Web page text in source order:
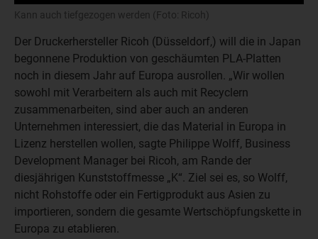
Kann auch tiefgezogen werden (Foto: Ricoh)
Der Druckerhersteller Ricoh (Düsseldorf,) will die in Japan
begonnene Produktion von geschäumten PLA-Platten
noch in diesem Jahr auf Europa ausrollen. „Wir wollen
sowohl mit Verarbeitern als auch mit Recyclern
zusammenarbeiten, sind aber auch an anderen
Unternehmen interessiert, die das Material in Europa in
Lizenz herstellen wollen, sagte Philippe Wolff, Business
Development Manager bei Ricoh, am Rande der
diesjährigen Kunststoffmesse „K“. Ziel sei es, so Wolff,
nicht Rohstoffe oder ein Fertigprodukt aus Asien zu
importieren, sondern die gesamte Wertschöpfungskette in
Europa zu etablieren.